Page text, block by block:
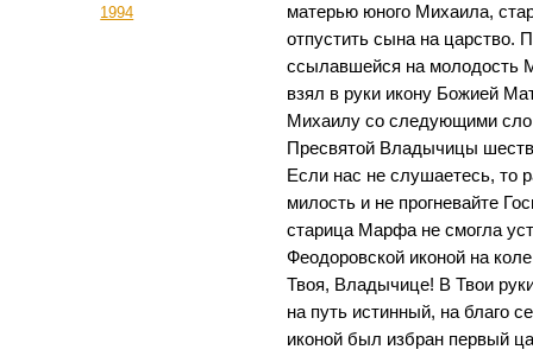
1994
матерью юного Михаила,
отпустить сына на царство.
ссылавшейся на молодость
взял в руки икону Божией
Михаилу со следующими
Пресвятой Владычицы
Если нас не слушаетесь, то
милость и не прогневайте
старица Марфа не смогла
Феодоровской иконой на
Твоя, Владычице! В Твои
на путь истинный, на благо
иконой был избран первый